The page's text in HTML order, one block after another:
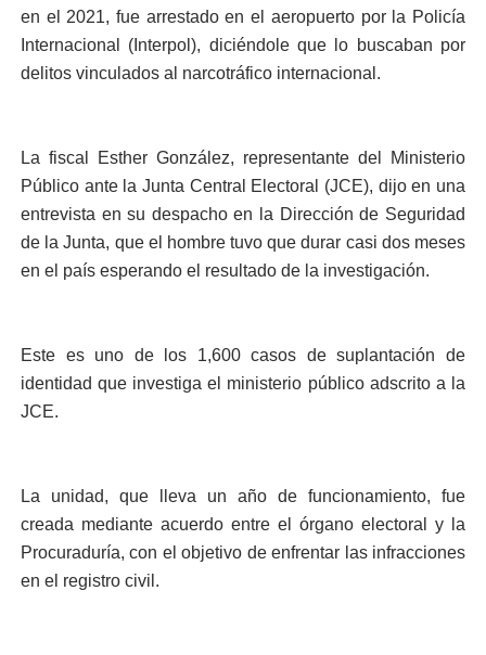
en el 2021, fue arrestado en el aeropuerto por la Policía
Internacional (Interpol), diciéndole que lo buscaban por
delitos vinculados al narcotráfico internacional.
La fiscal Esther González, representante del Ministerio
Público ante la Junta Central Electoral (JCE), dijo en una
entrevista en su despacho en la Dirección de Seguridad
de la Junta, que el hombre tuvo que durar casi dos meses
en el país esperando el resultado de la investigación.
Este es uno de los 1,600 casos de suplantación de
identidad que investiga el ministerio público adscrito a la
JCE.
La unidad, que lleva un año de funcionamiento, fue
creada mediante acuerdo entre el órgano electoral y la
Procuraduría, con el objetivo de enfrentar las infracciones
en el registro civil.